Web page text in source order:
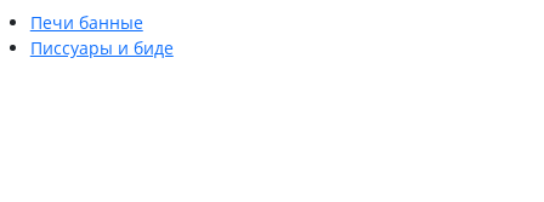
Печи банные
Писсуары и биде